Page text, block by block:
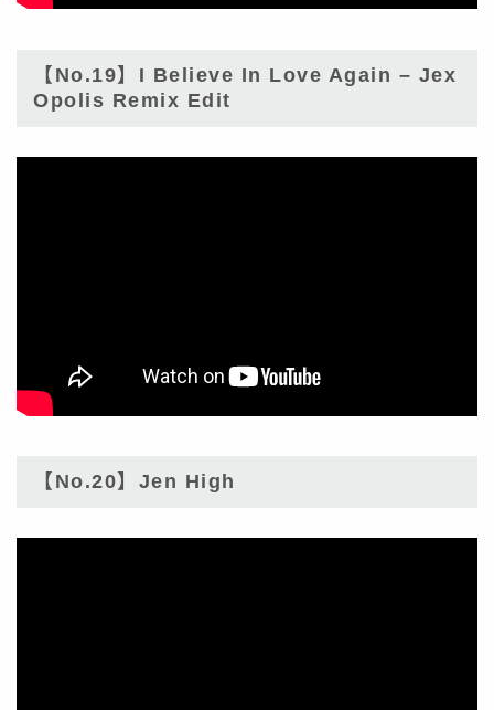
【No.19】I Believe In Love Again – Jex
Opolis Remix Edit
【No.20】Jen High